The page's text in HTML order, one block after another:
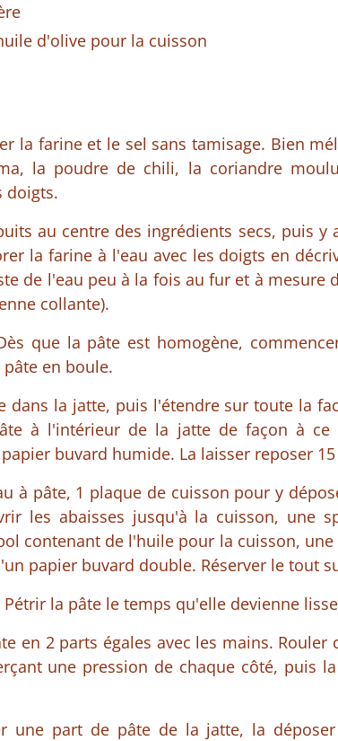
d'olive pour la cuisson
la farine et le sel sans tamisage. Bien
la poudre de chili, la coriandre
doigts.
au centre des ingrédients secs, puis
la farine à l'eau avec les doigts en
de l'eau peu à la fois au fur et à mesure
collante).
que la pâte est homogène,
en boule.
dans la jatte, puis l'étendre sur toute la
à l'intérieur de la jatte de façon à ce
buvard humide. La laisser reposer
à pâte, 1 plaque de cuisson pour y
les abaisses jusqu'à la cuisson, une
contenant de l'huile pour la cuisson,
papier buvard double. Réserver le tout
la pâte le temps qu'elle devienne
en 2 parts égales avec les mains.
une pression de chaque côté, puis
une part de pâte de la jatte, la